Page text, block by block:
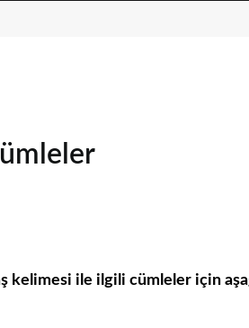
kelimesi ile ilgili cümleler için